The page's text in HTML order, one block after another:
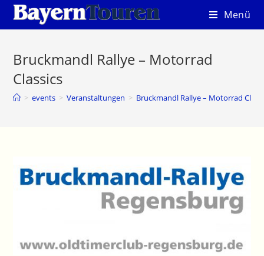
Zum
Inhalt
Menü
Bruckmandl Rallye – Motorrad
Classics
> events > Veranstaltungen > Bruckmandl Rallye – Motorrad